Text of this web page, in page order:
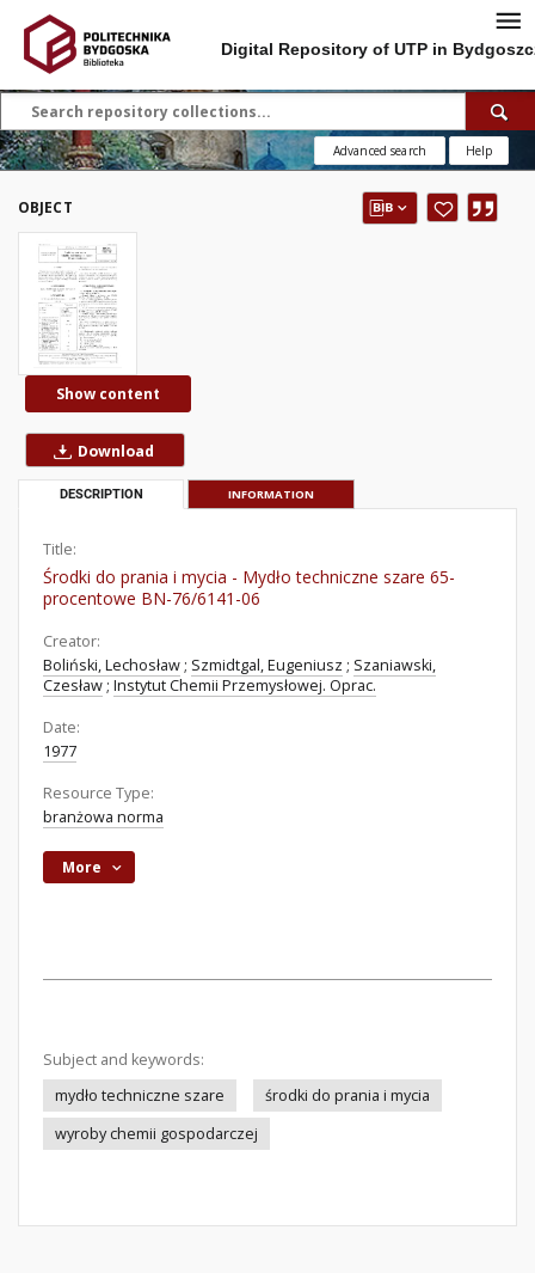
Digital Repository of UTP in
Advanced search Help
OBJECT
Show content
Download
DESCRIPTION INFORMATION
Title:
Środki do prania i mycia - Mydło techniczne szare 65-
procentowe BN-76/6141-06
Creator:
Boliński, Lechosław ; Szmidtgal, Eugeniusz ; Szaniawski,
Czesław ; Instytut Chemii Przemysłowej. Oprac.
Date:
1977
Resource Type:
branżowa norma
More
Subject and keywords:
mydło techniczne szare
środki do prania i mycia
wyroby chemii gospodarczej